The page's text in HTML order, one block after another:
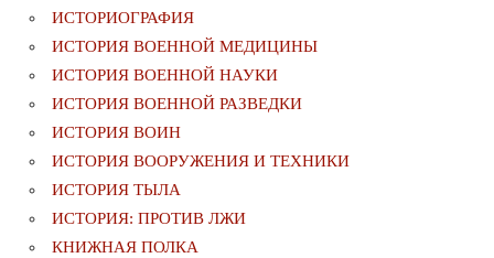
ИСТОРИОГРАФИЯ
ИСТОРИЯ ВОЕННОЙ МЕДИЦИНЫ
ИСТОРИЯ ВОЕННОЙ НАУКИ
ИСТОРИЯ ВОЕННОЙ РАЗВЕДКИ
ИСТОРИЯ ВОИН
ИСТОРИЯ ВООРУЖЕНИЯ И ТЕХНИКИ
ИСТОРИЯ ТЫЛА
ИСТОРИЯ: ПРОТИВ ЛЖИ
КНИЖНАЯ ПОЛКА